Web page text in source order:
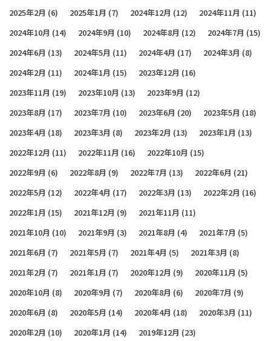
2025年2月 (6) 2025年1月 (7) 2024年12月 (12) 2024年11月 (11)
2024年10月 (14) 2024年9月 (10) 2024年8月 (12) 2024年7月 (15)
2024年6月 (13) 2024年5月 (11) 2024年4月 (17) 2024年3月 (8)
2024年2月 (11) 2024年1月 (15) 2023年12月 (16)
2023年11月 (19) 2023年10月 (13) 2023年9月 (12)
2023年8月 (17) 2023年7月 (10) 2023年6月 (20) 2023年5月 (18)
2023年4月 (18) 2023年3月 (8) 2023年2月 (13) 2023年1月 (13)
2022年12月 (11) 2022年11月 (16) 2022年10月 (15)
2022年9月 (6) 2022年8月 (9) 2022年7月 (13) 2022年6月 (21)
2022年5月 (12) 2022年4月 (17) 2022年3月 (13) 2022年2月 (16)
2022年1月 (15) 2021年12月 (9) 2021年11月 (11)
2021年10月 (10) 2021年9月 (3) 2021年8月 (4) 2021年7月 (5)
2021年6月 (7) 2021年5月 (7) 2021年4月 (5) 2021年3月 (8)
2021年2月 (7) 2021年1月 (7) 2020年12月 (9) 2020年11月 (5)
2020年10月 (8) 2020年9月 (7) 2020年8月 (6) 2020年7月 (9)
2020年6月 (8) 2020年5月 (14) 2020年4月 (18) 2020年3月 (11)
2020年2月 (10) 2020年1月 (14) 2019年12月 (23)